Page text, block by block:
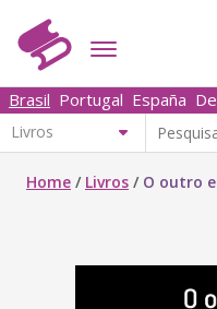
Brasil Portugal España
Home / Livros / O outro